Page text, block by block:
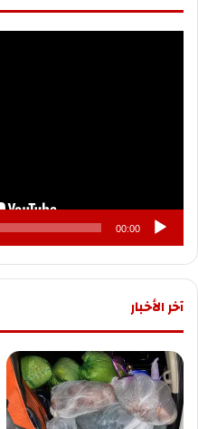
00:00
آخر الأخبار